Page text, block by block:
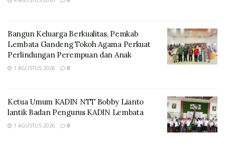
Bupati Lembata, P. Kanisius Tuaq, S.P., menyambut baik
inisiatif penguatan Jaringan Muro sebagai bagian dari
upaya konservasi pesisir berbasis kearifan lokal.
Bangun Keluarga Berkualitas, Pemkab
Lembata Gandeng Tokoh Agama Perkuat
Perlindungan Perempuan dan Anak
1 AGUSTUS 2026 0
Ketua Umum KADIN NTT Bobby Lianto
lantik Badan Pengurus KADIN Lembata
1 AGUSTUS 2026 0